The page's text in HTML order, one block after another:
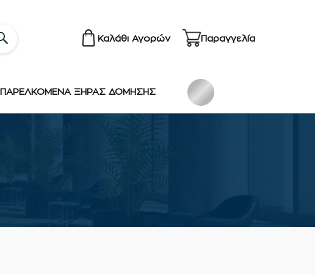
Καλάθι Αγορών Παραγγελία
ΠΑΡΕΛΚΟΜΕΝΑ ΞΗΡΑΣ ΔΟΜΗΣΗΣ